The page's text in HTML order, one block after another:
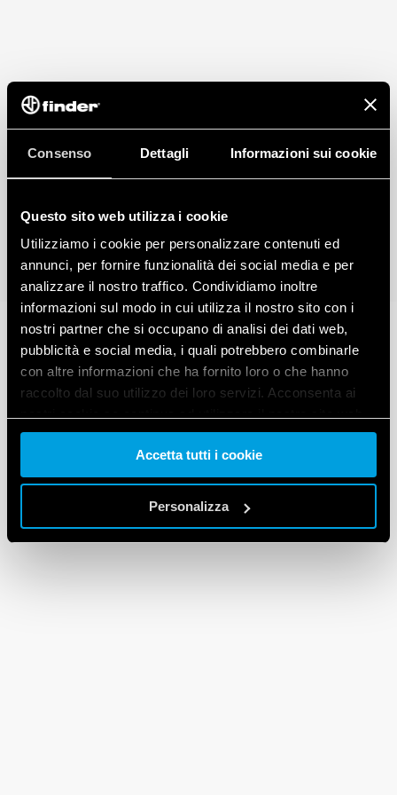
Consenso Dettagli Informazioni sui cookie
Questo sito web utilizza i cookie
Utilizziamo i cookie per personalizzare contenuti ed
annunci, per fornire funzionalità dei social media e per
analizzare il nostro traffico. Condividiamo inoltre
informazioni sul modo in cui utilizza il nostro sito con i
nostri partner che si occupano di analisi dei dati web,
pubblicità e social media, i quali potrebbero combinarle
con altre informazioni che ha fornito loro o che hanno
raccolto dal suo utilizzo dei loro servizi. Acconsenta ai
Vai alla Cookie Policy complet a
Accetta tutti i cookie
Personalizza